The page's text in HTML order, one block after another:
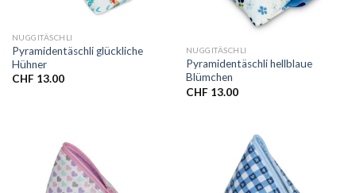
NUGGITÄSCHLI
Pyramidentäschli glückliche
Hühner
CHF 13.00
NUGGITÄSCHLI
Pyramidentäschli hellblaue
Blümchen
CHF 13.00